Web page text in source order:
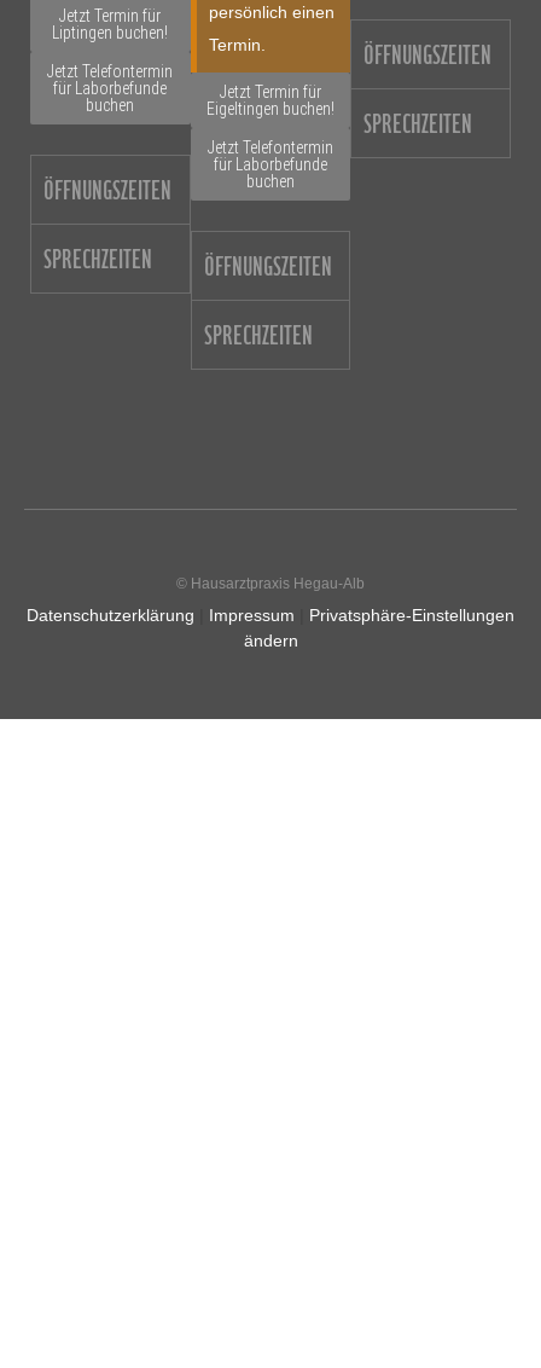
Jetzt Termin für
Liptingen buchen!
Jetzt Telefontermin
für Laborbefunde
buchen
ÖFFNUNGSZEITEN
SPRECHZEITEN
persönlich einen
Termin.
Jetzt Termin für
Eigeltingen buchen!
Jetzt Telefontermin
für Laborbefunde
buchen
ÖFFNUNGSZEITEN
SPRECHZEITEN
ÖFFNUNGSZEITEN
SPRECHZEITEN
© Hausarztpraxis Hegau-Alb
Datenschutzerklärung Impressum
Privatsphäre-Einstellungen
ändern